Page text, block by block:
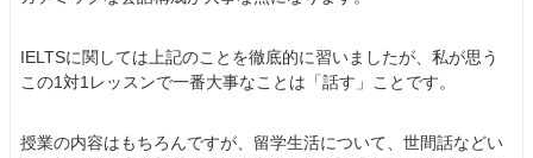
IELTSに関しては上記のことを徹底的に習いましたが、私が思う
この1対1レッスンで一番大事なことは「話す」ことです。
授業の内容はもちろんですが、留学生活について、世間話などい